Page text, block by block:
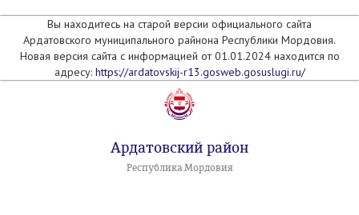
Вы находитесь на старой версии официального сайта
Ардатовского муниципального райнона Республики Мордовия.
Новая версия сайта с информацией от 01.01.2024 находится по
адресу: https://ardatovskij-r13.gosweb.gosuslugi.ru/
Ардатовский район
Республика Мордовия